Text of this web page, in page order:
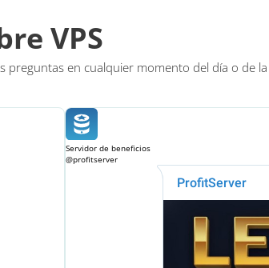
VPS
preguntas en cualquier momento del día o de
Servidor de beneficios
@profitserver